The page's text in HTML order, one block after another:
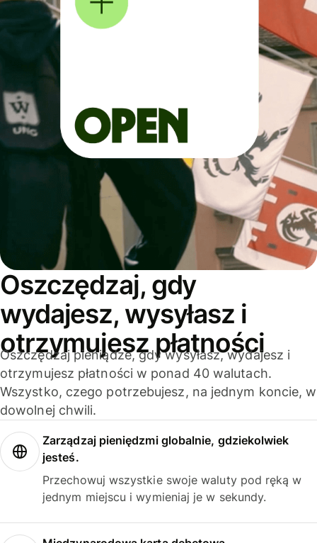
Oszczędzaj, gdy
wydajesz, wysyłasz i
otrzymujesz płatności
Oszczędzaj pieniądze, gdy wysyłasz, wydajesz i
otrzymujesz płatności w ponad 40 walutach.
Wszystko, czego potrzebujesz, na jednym koncie, w
dowolnej chwili.
Zarządzaj pieniędzmi globalnie, gdziekolwiek
jesteś.
Przechowuj wszystkie swoje waluty pod ręką w
jednym miejscu i wymieniaj je w sekundy.